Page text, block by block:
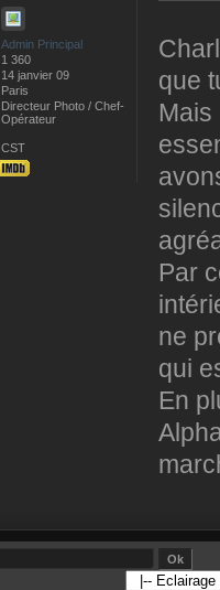
Admin Principal
1 360
14 janvier 09
Paris
Directeur Photo / Chef-
Opérateur
CST
que
Mais
Par
ne
qui
En